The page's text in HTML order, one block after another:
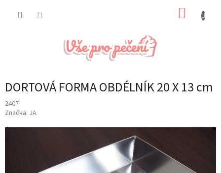
DORTOVÁ FORMA OBDÉLNÍK 20 X 13 cm
2407
Značka: JA